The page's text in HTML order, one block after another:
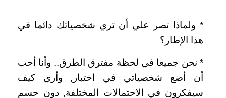
*‏ ولماذا تصر علي أن تري شخصياتك دائما في
هذا الإطار؟
‏*‏ نحن جميعا في لحظة مفترق الطرق‏..‏ وأنا أحب
أن أضع شخصياتي في اختبار‏,‏ وأري كيف
سيفكرون في الاحتمالات المختلفة‏,‏ دون حسم